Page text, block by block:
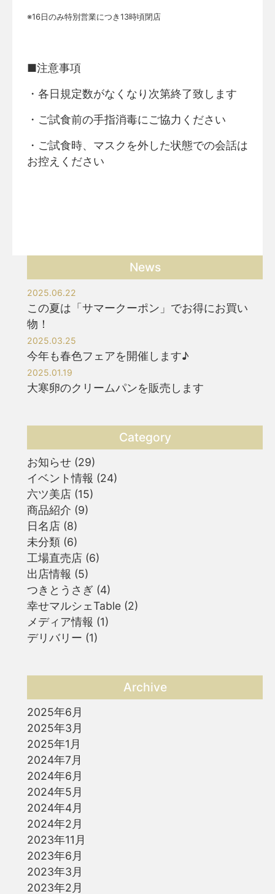
※16日のみ特別営業につき13時頃閉店
■注意事項
・各日規定数がなくなり次第終了致します
・ご試食前の手指消毒にご協力ください
・ご試食時、マスクを外した状態での会話は
お控えください
News
2025.06.22
この夏は「サマークーポン」でお得にお買い
物！
2025.03.25
今年も春色フェアを開催します♪
2025.01.19
大寒卵のクリームパンを販売します
Category
お知らせ (29)
イベント情報 (24)
六ツ美店 (15)
商品紹介 (9)
日名店 (8)
未分類 (6)
工場直売店 (6)
出店情報 (5)
つきとうさぎ (4)
幸せマルシェTable (2)
メディア情報 (1)
デリバリー (1)
Archive
2025年6月
2025年3月
2025年1月
2024年7月
2024年6月
2024年5月
2024年4月
2024年2月
2023年11月
2023年6月
2023年3月
2023年2月